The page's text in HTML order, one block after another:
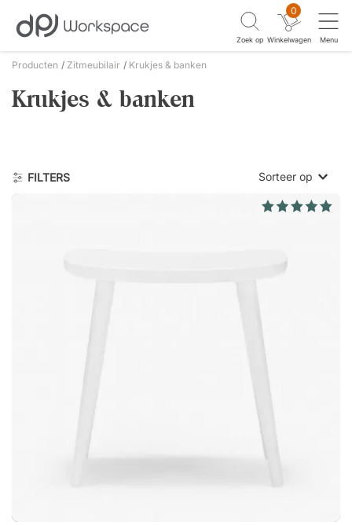
Zoek op
0
Winkelwagen Menu
Producten Zitmeubilair Krukjes & banken
Krukjes & banken
FILTERS Sorteer op
Laagste prijs